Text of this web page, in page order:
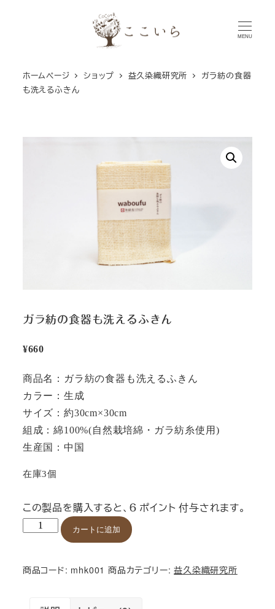
MENU
ホームページ ショップ 益久染織研究所
ガラ紡の食器
も洗えるふきん
ガラ紡の食器も洗えるふきん
¥660
商品名：ガラ紡の食器も洗えるふきん
カラー：生成
サイズ：約30cm×30cm
組成：綿100%(自然栽培綿・ガラ紡糸使用)
生産国：中国
在庫3個
この製品を購入すると、 6 ポイント 付与されます。
の
カートに追加
商品コード: mhk001 商品カテゴリー:益久染織研究所